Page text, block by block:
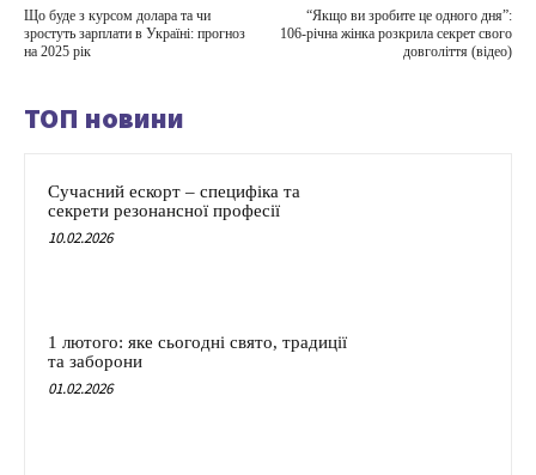
Що буде з курсом долара та чи
зростуть зарплати в Україні: прогноз
на 2025 рік
“Якщо ви зробите це одного дня”:
106-річна жінка розкрила секрет свого
довголіття (відео)
ТОП новини
Сучасний ескорт – специфіка та
секрети резонансної професії
10.02.2026
1 лютого: яке сьогодні свято, традиції
та заборони
01.02.2026